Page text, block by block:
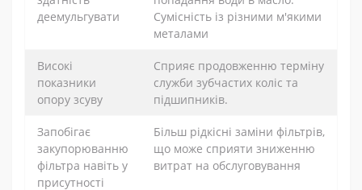
деемульгувати
Сумісність із різними м'якими
металами
Високі
показники
опору зсуву
Сприяє продовженню терміну
служби зубчастих коліс та
підшипників.
Запобігає
закупорюванню
фільтра навіть у
присутності
Більш рідкісні заміни фільтрів,
що може сприяти зниженню
витрат на обслуговування